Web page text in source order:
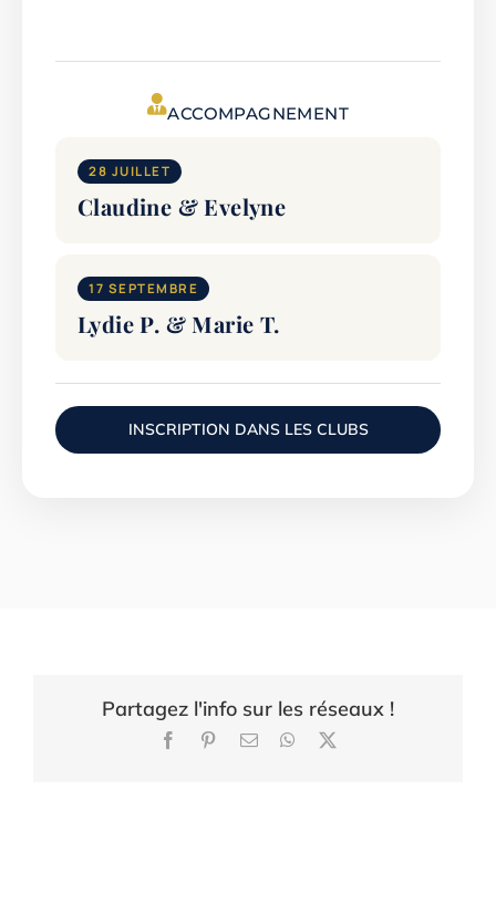
ACCOMPAGNEMENT
28 JUILLET
Claudine & Evelyne
17 SEPTEMBRE
Lydie P. & Marie T.
INSCRIPTION DANS LES CLUBS
Partagez l'info sur les réseaux !
FacebookPinterest
Email WhatsApp